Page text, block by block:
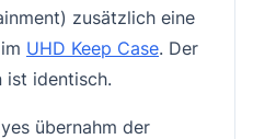
zusätzlich eine
UHD Keep Case. Der
ist identisch.
übernahm der